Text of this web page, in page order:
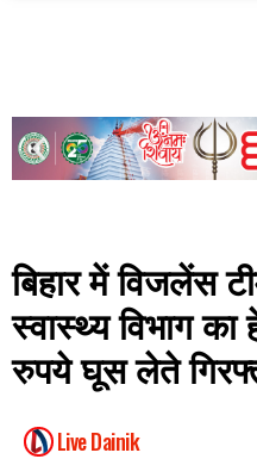
बिहार में विजलेंस
स्वास्थ्य विभाग
रुपये घूस लेते
Live Dainik